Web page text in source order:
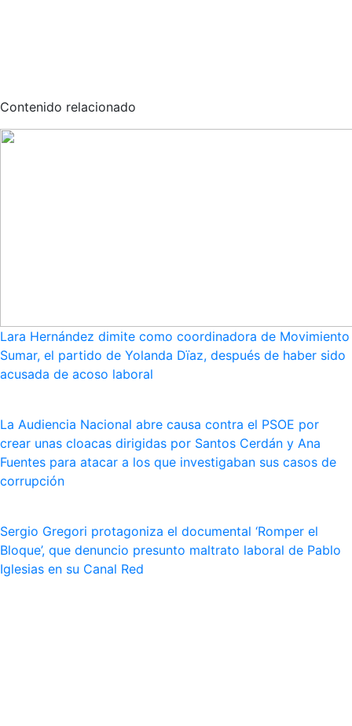
Contenido relacionado
Lara Hernández dimite como coordinadora de Movimiento
Sumar, el partido de Yolanda Dïaz, después de haber sido
acusada de acoso laboral
La Audiencia Nacional abre causa contra el PSOE por
crear unas cloacas dirigidas por Santos Cerdán y Ana
Fuentes para atacar a los que investigaban sus casos de
corrupción
Sergio Gregori protagoniza el documental ‘Romper el
Bloque’, que denuncio presunto maltrato laboral de Pablo
Iglesias en su Canal Red